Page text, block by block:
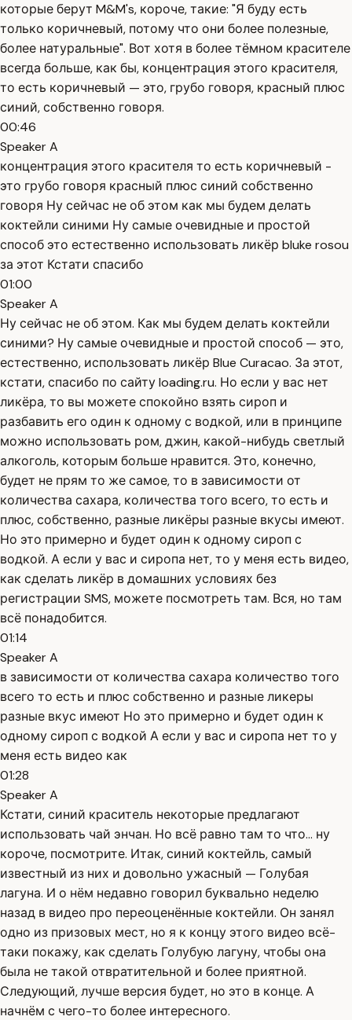
которые берут M&M's, короче, такие: "Я буду есть
только коричневый, потому что они более полезные,
более натуральные". Вот хотя в более тёмном красителе
всегда больше, как бы, концентрация этого красителя,
то есть коричневый — это, грубо говоря, красный плюс
синий, собственно говоря.
00:46
Speaker A
концентрация этого красителя то есть коричневый -
это грубо говоря красный плюс синий собственно
говоря Ну сейчас не об этом как мы будем делать
коктейли синими Ну самые очевидные и простой
способ это естественно использовать ликёр bluke rosou
за этот Кстати спасибо
01:00
Speaker A
Ну сейчас не об этом. Как мы будем делать коктейли
синими? Ну самые очевидные и простой способ — это,
естественно, использовать ликёр Blue Curacao. За этот,
кстати, спасибо по сайту loading.ru. Но если у вас нет
ликёра, то вы можете спокойно взять сироп и
разбавить его один к одному с водкой, или в принципе
можно использовать ром, джин, какой-нибудь светлый
алкоголь, которым больше нравится. Это, конечно,
будет не прям то же самое, то в зависимости от
количества сахара, количества того всего, то есть и
плюс, собственно, разные ликёры разные вкусы имеют.
Но это примерно и будет один к одному сироп с
водкой. А если у вас и сиропа нет, то у меня есть видео,
как сделать ликёр в домашних условиях без
регистрации SMS, можете посмотреть там. Вся, но там
всё понадобится.
01:14
Speaker A
в зависимости от количества сахара количество того
всего то есть и плюс собственно и разные ликеры
разные вкус имеют Но это примерно и будет один к
одному сироп с водкой А если у вас и сиропа нет то у
меня есть видео как
01:28
Speaker A
Кстати, синий краситель некоторые предлагают
использовать чай энчан. Но всё равно там то что... ну
короче, посмотрите. Итак, синий коктейль, самый
известный из них и довольно ужасный — Голубая
лагуна. И о нём недавно говорил буквально неделю
назад в видео про переоценённые коктейли. Он занял
одно из призовых мест, но я к концу этого видео всё-
таки покажу, как сделать Голубую лагуну, чтобы она
была не такой отвратительной и более приятной.
Следующий, лучше версия будет, но это в конце. А
начнём с чего-то более интересного.